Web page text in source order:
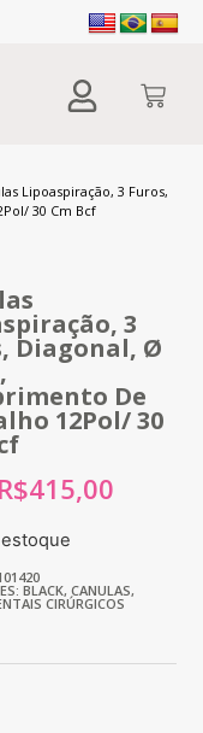
Lipoaspiração, 3 Furos,
30 Cm Bcf
3
Diagonal, Ø
De
12Pol/ 30
R$415,00
BLACK, CANULAS,
CIRÚRGICOS